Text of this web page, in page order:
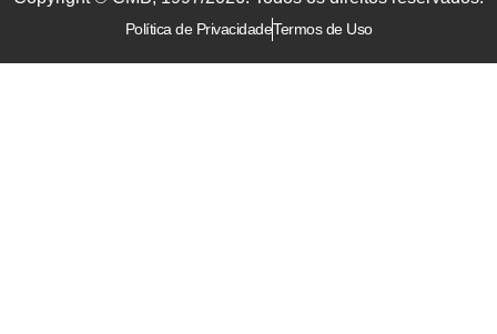
Política de PrivacidadeTermos de Uso